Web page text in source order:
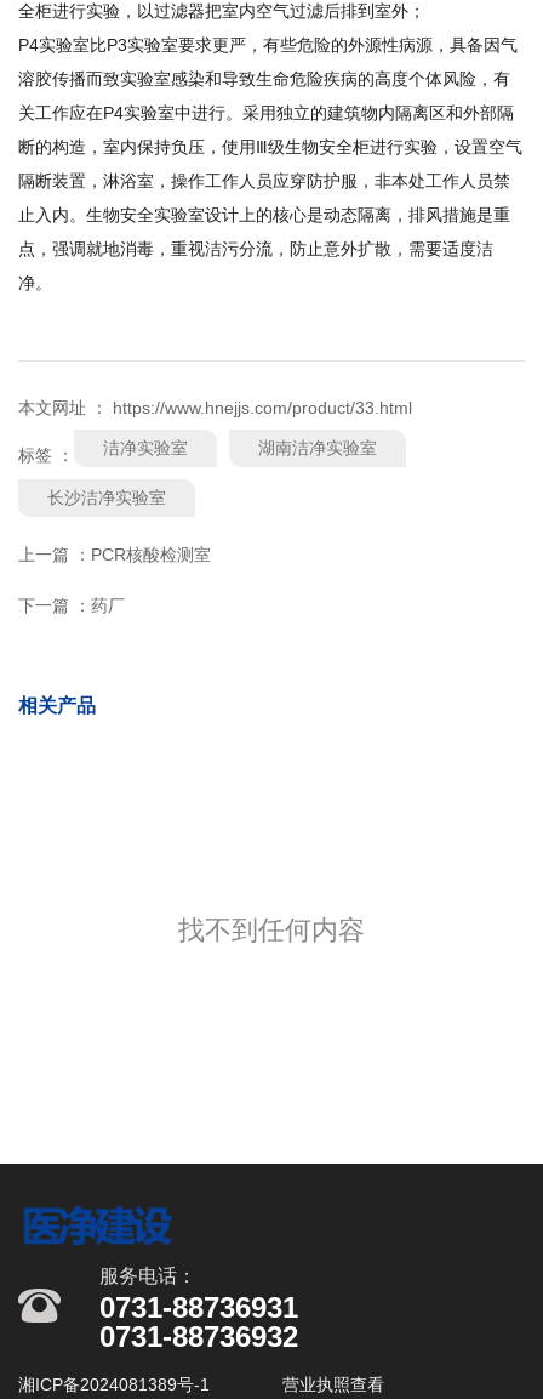
全柜进行实验，以过滤器把室内空气过滤后排到室外；
P4实验室比P3实验室要求更严，有些危险的外源性病源，具备因气
溶胶传播而致实验室感染和导致生命危险疾病的高度个体风险，有
关工作应在P4实验室中进行。采用独立的建筑物内隔离区和外部隔
断的构造，室内保持负压，使用Ⅲ级生物安全柜进行实验，设置空气
隔断装置，淋浴室，操作工作人员应穿防护服，非本处工作人员禁
止入内。生物安全实验室设计上的核心是动态隔离，排风措施是重
点，强调就地消毒，重视洁污分流，防止意外扩散，需要适度洁
净。
本文网址 ： https://www.hnejjs.com/product/33.html
标签 ： 洁净实验室 湖南洁净实验室
长沙洁净实验室
上一篇 ： PCR核酸检测室
下一篇 ： 药厂
相关产品
找不到任何内容
服务电话：
0731-88736931
0731-88736932
湘ICP备2024081389号-1 营业执照查看